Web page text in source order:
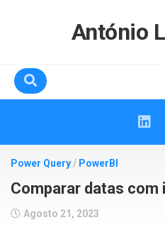
António
Contactos
Power Query/ PowerBI
Comparar datas
Agosto 21, 2023